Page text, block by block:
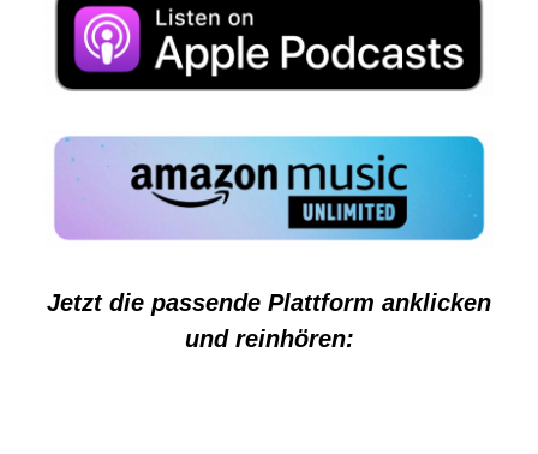
Jetzt die passende Plattform anklicken
und reinhören: